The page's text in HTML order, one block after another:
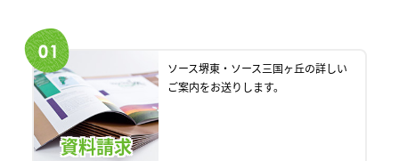
資料請求
ソース堺東・ソース三国ヶ丘の詳しい
ご案内をお送りします。